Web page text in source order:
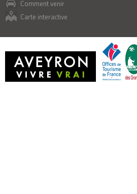
Comment venir
Carte interactive